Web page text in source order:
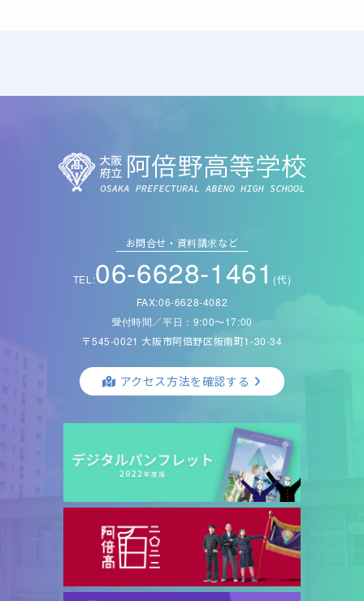
お問合せ・資料請求など
TEL:06-6628-1461 (代)
FAX:06-6628-4082
受付時間／平日：9:00〜17:00
〒545-0021 大阪市阿倍野区阪南町1-30-34
アクセス方法を確認する